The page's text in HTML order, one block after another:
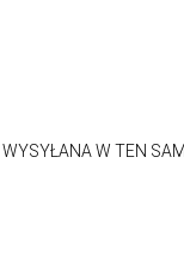
W TEN